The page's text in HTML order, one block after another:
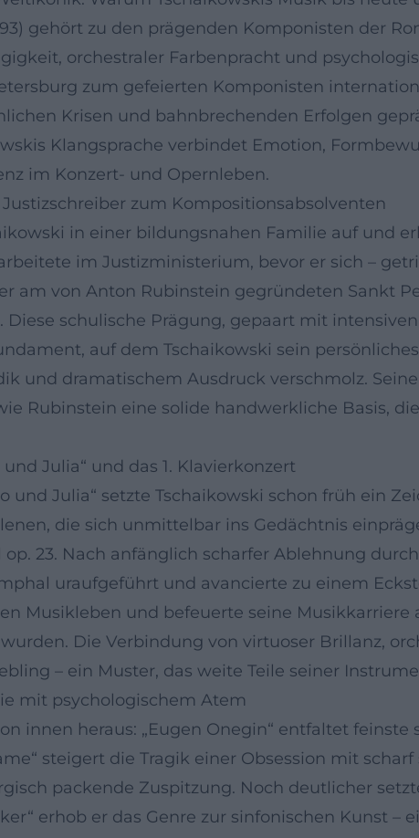
gehört zu den prägenden Komponisten der
orchestraler Farbenpracht und
zum gefeierten Komponisten
Krisen und bahnbrechenden Erfolgen
Klangsprache verbindet Emotion,
im Konzert- und Opernleben.
zum Kompositionsabsolventen
in einer bildungsnahen Familie auf und
im Justizministerium, bevor er sich –
am von Anton Rubinstein gegründeten Sankt
schulische Prägung, gepaart mit
auf dem Tschaikowski sein
und dramatischem Ausdruck verschmolz.
Rubinstein eine solide handwerkliche Basis,
Julia“ und das 1. Klavierkonzert
und Julia“ setzte Tschaikowski schon früh ein
die sich unmittelbar ins Gedächtnis
23. Nach anfänglich scharfer Ablehnung
uraufgeführt und avancierte zu einem
Musikleben und befeuerte seine
Die Verbindung von virtuoser Brillanz,
– ein Muster, das weite Teile seiner
mit psychologischem Atem
innen heraus: „Eugen Onegin“ entfaltet
steigert die Tragik einer Obsession mit
packende Zuspitzung. Noch deutlicher
erhob er das Genre zur sinfonischen Kunst